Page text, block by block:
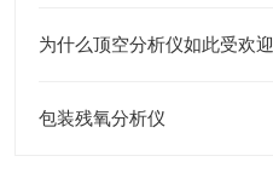
为什么顶空分析仪如此受欢迎
包装残氧分析仪